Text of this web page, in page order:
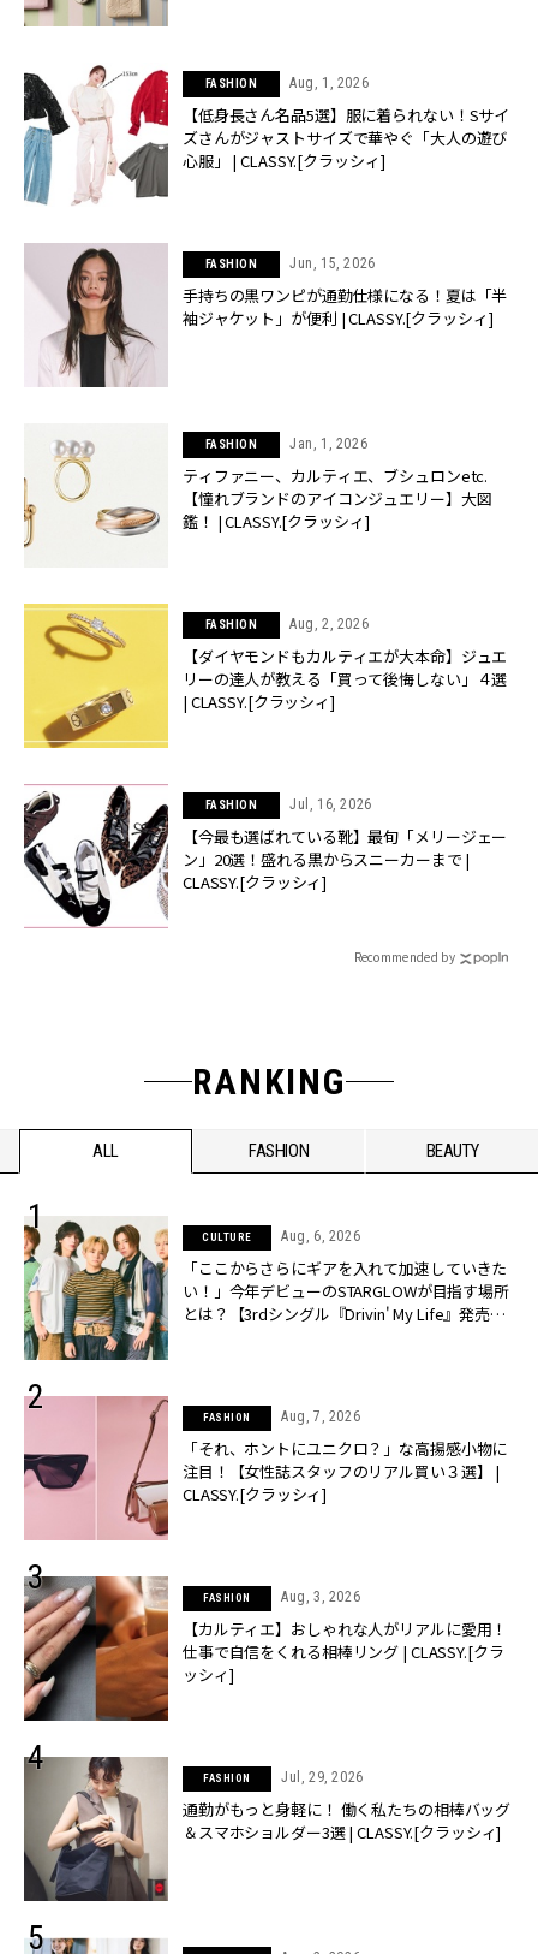
FASHION Aug, 1, 2026
【低身長さん名品5選】服に着られない！Sサイ
ズさんがジャストサイズで華やぐ「大人の遊び
心服」 | CLASSY.[クラッシィ]
FASHION Jun, 15, 2026
手持ちの黒ワンピが通勤仕様になる！夏は「半
袖ジャケット」が便利 | CLASSY.[クラッシィ]
FASHION Jan, 1, 2026
ティファニー、カルティエ、ブシュロンetc.
【憧れブランドのアイコンジュエリー】大図
鑑！ | CLASSY.[クラッシィ]
FASHION Aug, 2, 2026
【ダイヤモンドもカルティエが大本命】ジュエ
リーの達人が教える「買って後悔しない」４選
| CLASSY.[クラッシィ]
FASHION Jul, 16, 2026
【今最も選ばれている靴】最旬「メリージェー
ン」20選！盛れる黒からスニーカーまで |
CLASSY.[クラッシィ]
Recommended by
RANKING
ALL FASHION BEAUTY
CULTURE Aug, 6, 2026
「ここからさらにギアを入れて加速していきた
い！」今年デビューのSTARGLOWが目指す場所
とは？【3rdシングル『Drivin' My Life』発売】 |
FASHION Aug, 7, 2026
「それ、ホントにユニクロ？」な高揚感小物に
注目！【女性誌スタッフのリアル買い３選】 |
CLASSY.[クラッシィ]
FASHION Aug, 3, 2026
【カルティエ】おしゃれな人がリアルに愛用！
仕事で自信をくれる相棒リング | CLASSY.[クラ
ッシィ]
FASHION Jul, 29, 2026
通勤がもっと身軽に！ 働く私たちの相棒バッグ
＆スマホショルダー3選 | CLASSY.[クラッシィ]